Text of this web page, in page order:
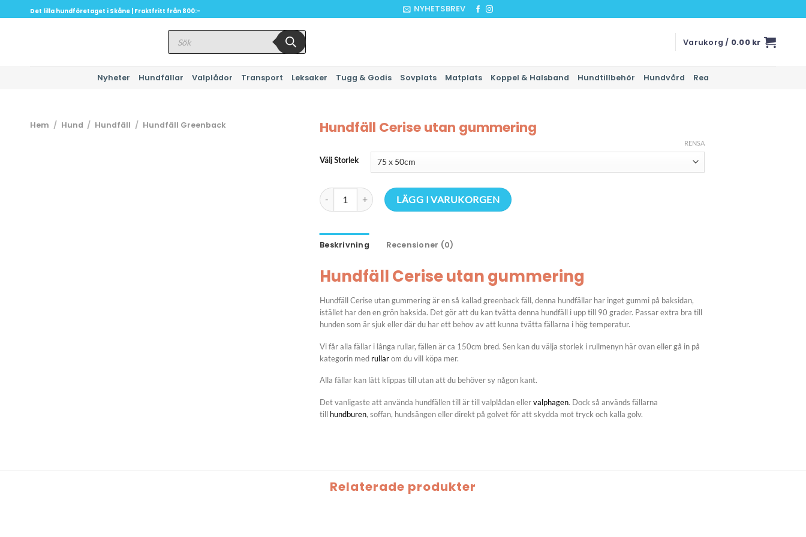
to
Det lilla hundföretaget i Skåne | Fraktfritt från 800:- NYHETSBREV
Produktsökning
Varukorg / 0.00 kr
Nyheter Hundfällar Valplådor Transport Leksaker Tugg & Godis Sovplats Matplats Koppel & Halsband Hundtillbehör Hundvård Rea
Hem / Hund / Hundfäll / Hundfäll Greenback Hundfäll Cerise utan gummering
Välj Storlek
RENSA
Hundfäll Cerise utan gummering mängd
LÄGG I VARUKORGEN
Beskrivning Recensioner (0)
Hundfäll Cerise utan gummering
Hundfäll Cerise utan gummering är en så kallad greenback fäll, denna hundfällar har inget gummi på baksidan,
istället har den en grön baksida. Det gör att du kan tvätta denna hundfäll i upp till 90 grader. Passar extra bra till
hunden som är sjuk eller där du har ett behov av att kunna tvätta fällarna i hög temperatur.
Vi får alla fällar i långa rullar, fällen är ca 150cm bred. Sen kan du välja storlek i rullmenyn här ovan eller gå in på
kategorin med rullarom du vill köpa mer.
Alla fällar kan lätt klippas till utan att du behöver sy någon kant.
Det vanligaste att använda hundfällen till är till valplådan ellervalphagen. Dock så används fällarna
till hundburen, soffan, hundsängen eller direkt på golvet för att skydda mot tryck och kalla golv.
Relaterade produkter